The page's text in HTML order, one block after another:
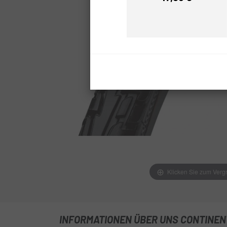
Klicken Sie zum
Preis
INFORMATIONEN ÜBER UNS